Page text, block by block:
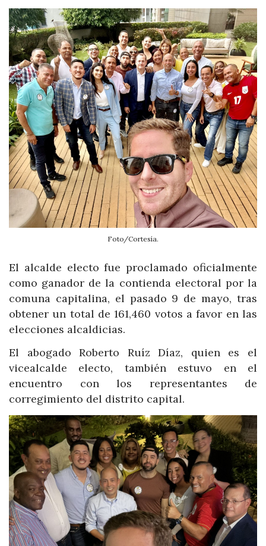
Foto/Cortesía.
El alcalde electo fue proclamado oficialmente
como ganador de la contienda electoral por la
comuna capitalina, el pasado 9 de mayo, tras
obtener un total de 161,460 votos a favor en las
elecciones alcaldicias.
El abogado Roberto Ruíz Díaz, quien es el
vicealcalde electo, también estuvo en el
encuentro con los representantes de
corregimiento del distrito capital.